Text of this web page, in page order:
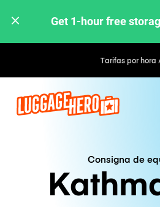
Get 1-hour free
Tarifas por hora
Consigna de